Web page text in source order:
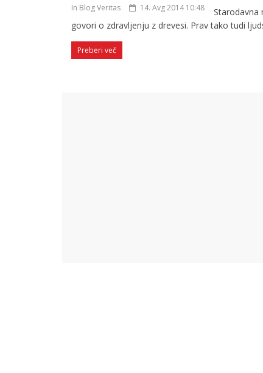
In Blog Veritas 14. Avg 2014 10:48
Starodavna
govori o zdravljenju z drevesi. Prav tako tudi
Preberi več